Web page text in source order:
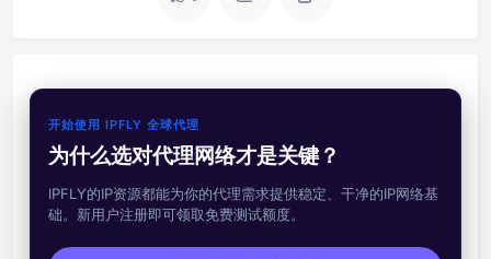
开始使用 IPFLY 全球代理
为什么选对代理网络才是关键？
IPFLY的IP资源都能为你的代理需求提供稳定、干净的IP网络基
础。新用户注册即可领取免费测试额度。